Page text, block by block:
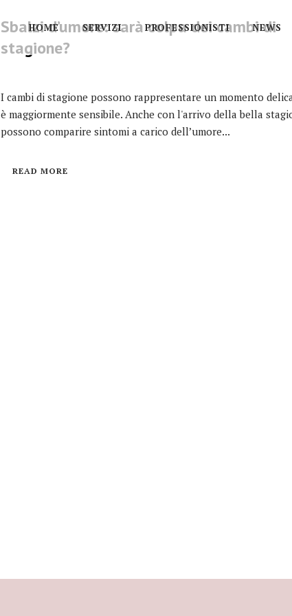
HOME SERVIZI PROFESSIONISTI NEWS
Sbalzi d’umore: sarà colpa dei cambi di
stagione?
I cambi di stagione possono rappresentare un momento
è maggiormente sensibile. Anche con l'arrivo della bella
possono comparire sintomi a carico dell’umore...
READ MORE